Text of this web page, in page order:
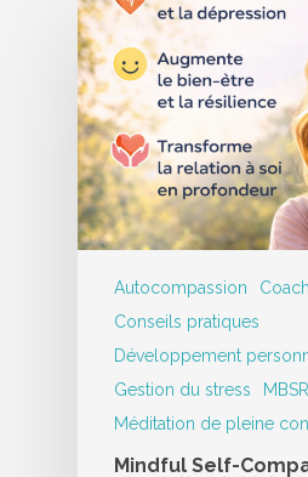
Autocompassion
Conseils pratiques
Développement
Gestion du stress
MBSR
Méditation de pleine
Mindful Self-